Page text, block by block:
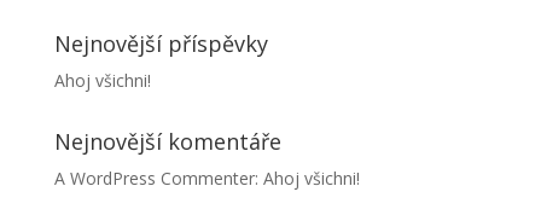
Nejnovější příspěvky
Ahoj všichni!
Nejnovější komentáře
A WordPress Commenter: Ahoj všichni!